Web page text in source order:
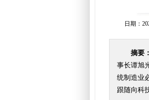
日期：
摘要：
事长谭旭
统制造业
跟随向科